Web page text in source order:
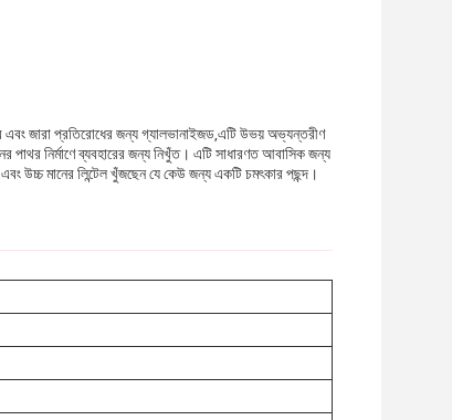
এবং জারা প্রতিরোধের জন্য গ্যালভানাইজড,এটি উভয় অভ্যন্তরীণ
নির্মাণে ব্যবহারের জন্য নিখুঁত। এটি সাধারণত আবাসিক জন্য
উচ্চ মানের লিন্টেল খুঁজছেন যে কেউ জন্য একটি চমৎকার পছন্দ।